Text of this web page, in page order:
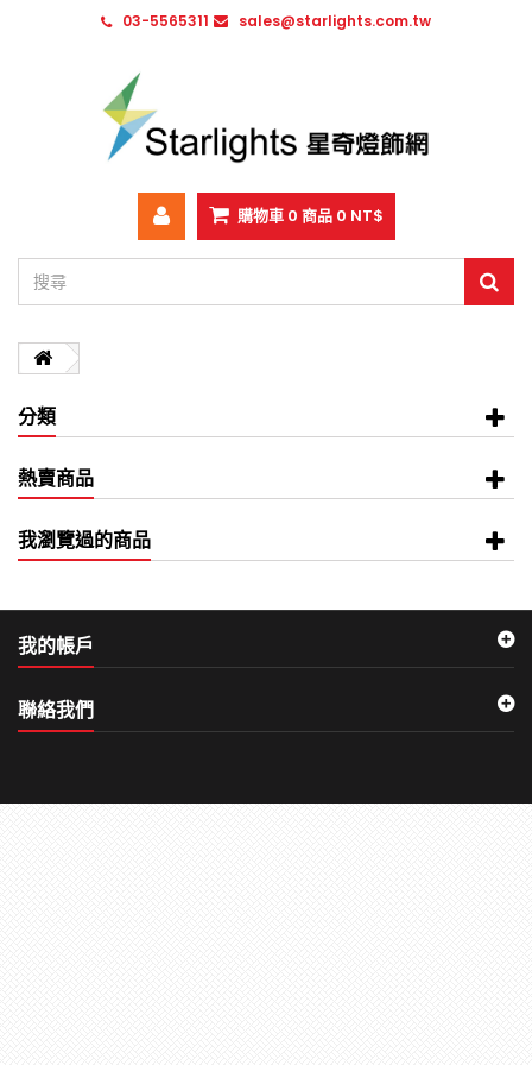
03-5565311 sales@starlights.com.tw
購物車 0 商品 0 NT$
分類
熱賣商品
我瀏覽過的商品
我的帳戶
聯絡我們